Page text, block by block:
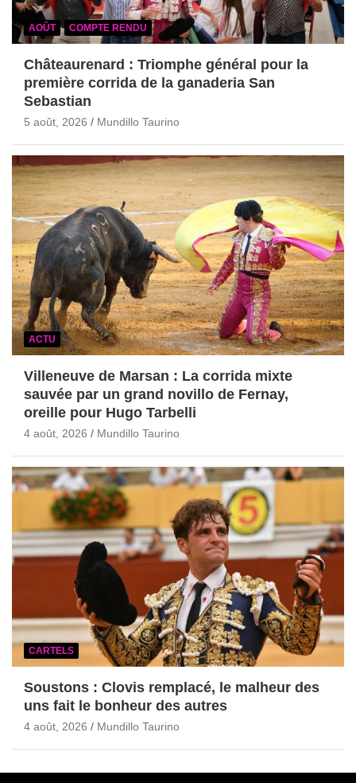
AOÛT COMPTE RENDU
Châteaurenard : Triomphe général pour la
première corrida de la ganaderia San
Sebastian
5 août, 2026 Mundillo Taurino
ACTU
Villeneuve de Marsan : La corrida mixte
sauvée par un grand novillo de Fernay,
oreille pour Hugo Tarbelli
4 août, 2026 Mundillo Taurino
CARTELS
Soustons : Clovis remplacé, le malheur des
uns fait le bonheur des autres
4 août, 2026 Mundillo Taurino